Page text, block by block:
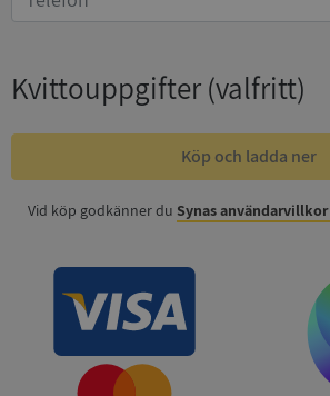
Kvittouppgifter(valfritt)
Köp och ladda ner
Vid köp godkänner du Synas användarvillkor